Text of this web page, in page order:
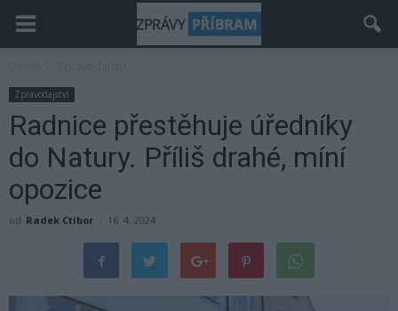
Zpravodajství
Radnice přestěhuje úředníky
do Natury. Příliš drahé, míní
opozice
od Radek Ctibor - 16. 4. 2024